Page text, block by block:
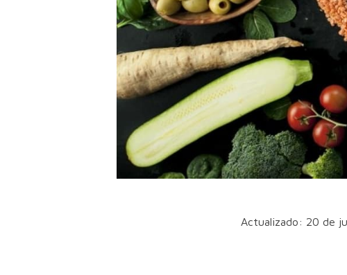
Actualizado: 20 de